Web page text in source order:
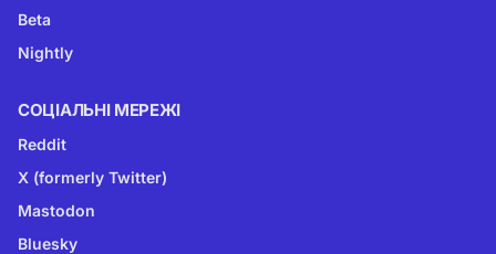
Beta
Nightly
СОЦІАЛЬНІ МЕРЕЖІ
Reddit
X (formerly Twitter)
Mastodon
Bluesky